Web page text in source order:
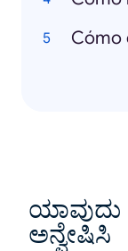
ಯಾವುದು
ಅನ್ವೇಷಿಸಿ